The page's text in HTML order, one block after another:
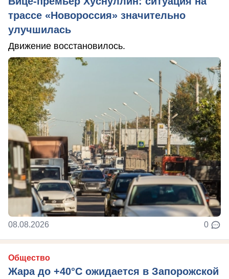
трассе «Новороссия» значительно
улучшилась
Движение восстановилось.
08.08.2026 0
Общество
Жара до +40°С ожидается в Запорожской